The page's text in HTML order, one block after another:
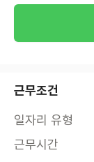
근무조건
일자리 유형
근무시간